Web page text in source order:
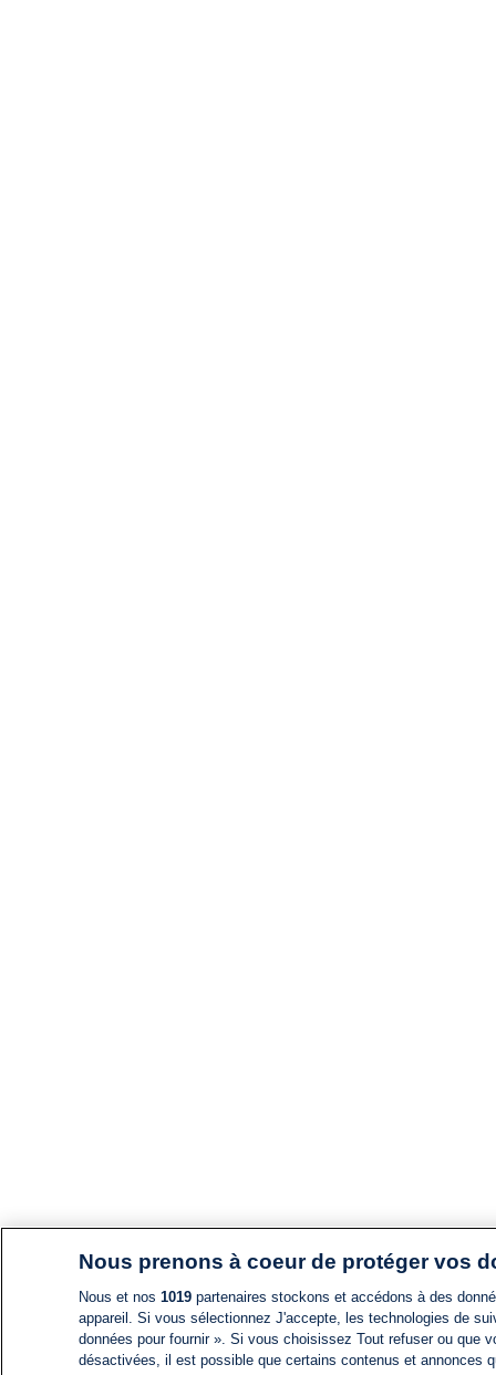
Nous prenons à coeur de protéger vos
Nous et nos 1019partenaires stockons et accédons à des
appareil. Si vous sélectionnez J'accepte, les technologies de
données pour fournir ». Si vous choisissez Tout refuser ou
désactivées, il est possible que certains contenus et annonces